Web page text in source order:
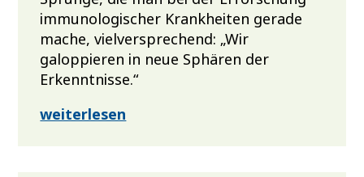
immunologischer Krankheiten gerade
mache, vielversprechend: „Wir
galoppieren in neue Sphären der
Erkenntnisse.“
weiterlesen